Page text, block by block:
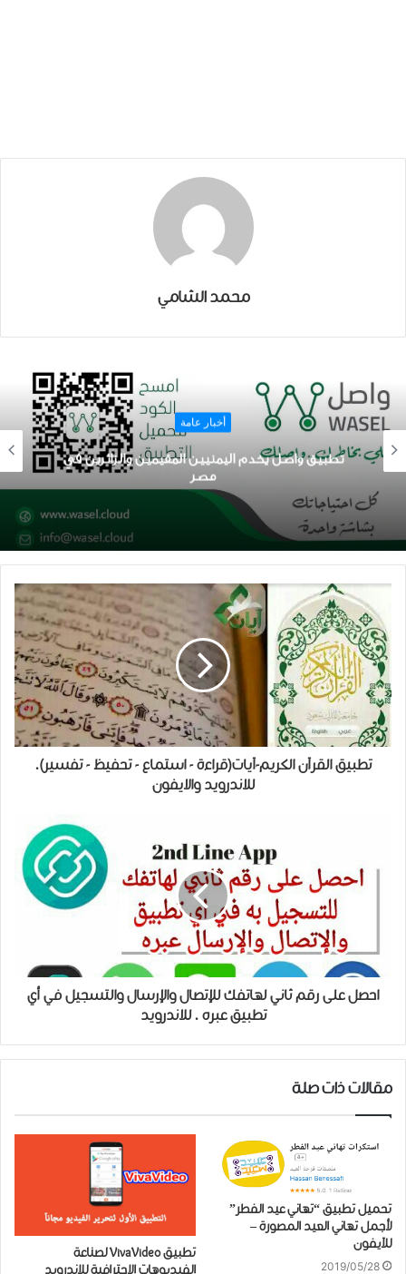
محمد الشامي
أخبار عامة
تحميل لعبه سباقات السيارات
تطبيق القرآن الكريم-آيات(قراءة - استماع - تحفيظ - تفسير).
للاندرويد والايفون
احصل على رقم ثاني لهاتفك للإتصال والإرسال والتسجيل في أي
تطبيق عبره . للاندرويد
مقالات ذات صلة
تحميل تطبيق “تهاني عيد الفطر”
لأجمل تهاني العيد المصورة –
للآيفون
2019/05/28
تطبيق VivaVideo لصناعة
الفيديوهات الإحترافية للاندرويد